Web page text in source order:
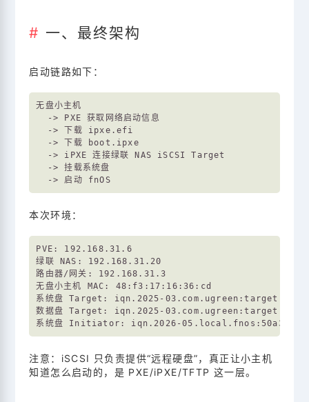
一、最终架构
启动链路如下：
无盘小主机
  -> PXE 获取网络启动信息
  -> 下载 ipxe.efi
  -> 下载 boot.ipxe
  -> iPXE 连接绿联 NAS iSCSI Target
  -> 挂载系统盘
本次环境：
PVE: 192.168.31.6
绿联 NAS: 192.168.31.20
路由器/网关: 192.168.31.3
无盘小主机 MAC: 48:f3:17:16:36:cd
系统盘 Target: iqn.2025-03.com.ugreen:target-
数据盘 Target: iqn.2025-03.com.ugreen:target-
注意：iSCSI 只负责提供“远程硬盘”，真正让小主机
知道怎么启动的，是 PXE/iPXE/TFTP 这一层。